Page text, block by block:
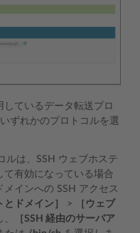
ているデータ転送プロ
ずれかのプロトコルを選
ルは、SSH ウェブホステ
て有効になっている場合
インへの SSH アクセス
とドメイン］ >
［ウェブ
［SSH 経由のサーバア